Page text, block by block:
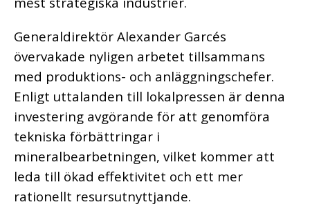
Generaldirektör Alexander Garcés
övervakade nyligen arbetet tillsammans
med produktions- och anläggningschefer.
Enligt uttalanden till lokalpressen är denna
investering avgörande för att genomföra
tekniska förbättringar i
mineralbearbetningen, vilket kommer att
leda till ökad effektivitet och ett mer
rationellt resursutnyttjande.